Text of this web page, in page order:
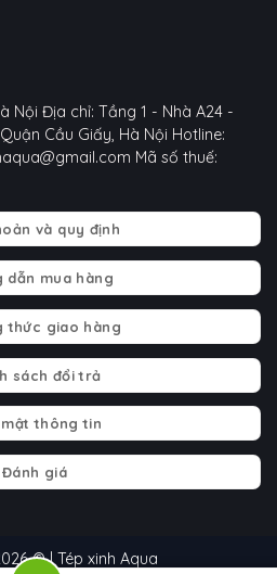
Nội Địa chỉ: Tầng 1 - Nhà A24 -
Cầu Giấy, Hà Nội Hotline:
Mã số thuế:
và quy định
dẫn mua hàng
thức giao hàng
sách đổi trả
mật thông tin
Đánh giá
© | Tép xinh Aqua